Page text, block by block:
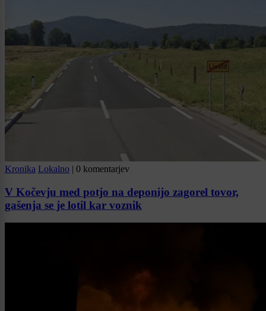
Kronika Lokalno | 0 komentarjev
V Kočevju med potjo na deponijo zagorel tovor,
gašenja se je lotil kar voznik